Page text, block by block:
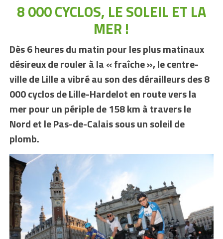
8 000 CYCLOS, LE SOLEIL ET LA
MER !
Dès 6 heures du matin pour les plus matinaux
désireux de rouler à la « fraîche », le centre-
ville de Lille a vibré au son des dérailleurs des 8
000 cyclos de Lille-Hardelot en route vers la
mer pour un périple de 158 km à travers le
Nord et le Pas-de-Calais sous un soleil de
plomb.